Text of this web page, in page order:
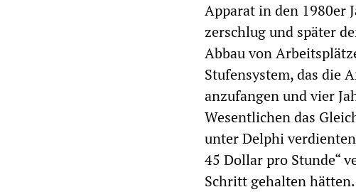
Apparat in den 1980er
zerschlug und später
Abbau von
Stufensystem, das die
anzufangen und vier
Wesentlichen das
unter Delphi
45 Dollar pro Stunde“
Schritt gehalten hätten.